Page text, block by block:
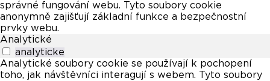
správné fungování webu. Tyto soubory cookie
anonymně zajišťují základní funkce a bezpečnostní
prvky webu.
Analytické
analyticke
Analytické soubory cookie se používají k pochopení
toho, jak návštěvníci interagují s webem. Tyto soubory